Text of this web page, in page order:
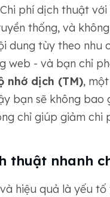
phí dịch thuật
thống, và
dung tùy theo
web - và bạn chỉ
nhớ dịch (TM),
bạn sẽ không bao
chỉ giúp giảm chi
thuật nhanh
hiệu quả là yếu